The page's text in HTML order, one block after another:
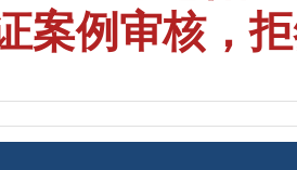
案例审核，